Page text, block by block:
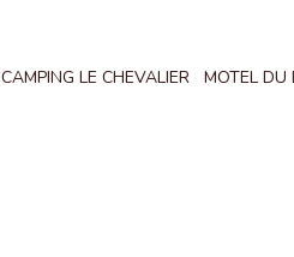
CAMPING LE CHEVALIER MOTEL DU